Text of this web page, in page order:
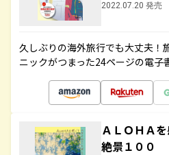
2022.07.20 発売
久しぶりの海外旅行でも大丈夫！
ニックがつまった24ページの電子
ＡＬＯＨＡ
絶景１００